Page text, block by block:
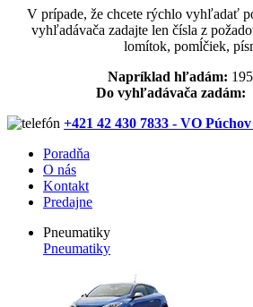
V prípade, že chcete rýchlo vyhľadať
vyhľadávača zadajte len čísla z
lomítok, pomĺčiek,
Napríklad hľadám:
Do vyhľadávača zadám:
+421 42 430 7833 - VO Púchov
Poradňa
O nás
Kontakt
Predajne
Pneumatiky
Pneumatiky